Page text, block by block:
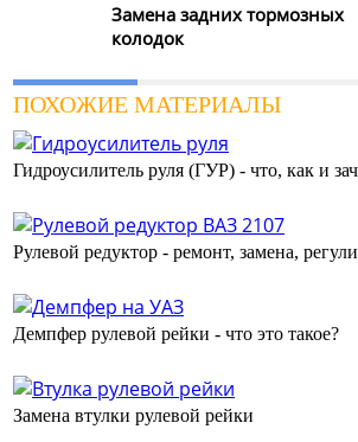
Замена задних тормозных
колодок
ПОХОЖИЕ МАТЕРИАЛЫ
Гидроусилитель руля (ГУР) - что, как и
Рулевой редуктор - ремонт, замена,
Демпфер рулевой рейки - что это такое?
Замена втулки рулевой рейки